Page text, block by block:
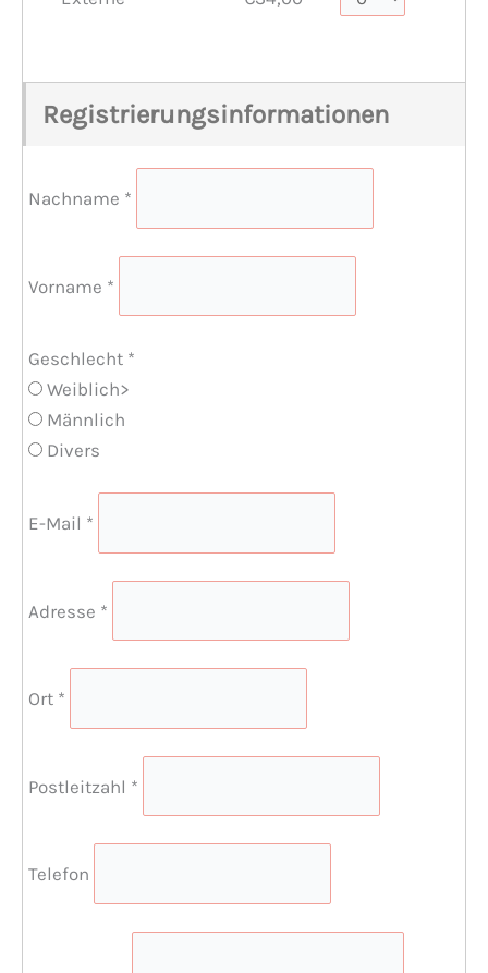
Registrierungsinformationen
Nachname *
Vorname *
Geschlecht *
Weiblich>
Männlich
Divers
E-Mail *
Adresse *
Ort *
Postleitzahl *
Telefon